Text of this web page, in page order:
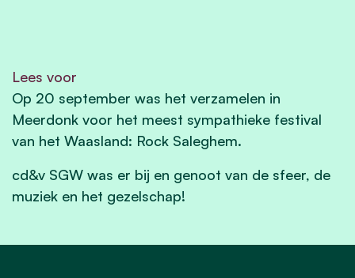
Lees voor
Op 20 september was het verzamelen in
Meerdonk voor het meest sympathieke festival
van het Waasland: Rock Saleghem.
cd&v SGW was er bij en genoot van de sfeer, de
muziek en het gezelschap!